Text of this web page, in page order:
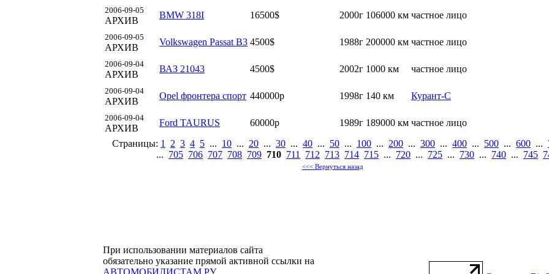
2006-09-05
АРХИВ
BMW 318I 16500$ 2000г 106000 км частное лицо
2006-09-05
АРХИВ
Volkswagen Passat B3 4500$ 1988г 200000 км частное лицо
2006-09-04
АРХИВ
ВАЗ 21043 4500$ 2002г 1000 км частное лицо
2006-09-04
АРХИВ
Opel фронтера спорт 440000р 1998г 140 км Курант-С
2006-09-04
АРХИВ
Ford TAURUS 60000р 1989г 189000 км частное лицо
Страницы: 1 2 3 4 5 ... 10 ... 20 ... 30 ... 40 ... 50 ... 100 ... 200 ... 300 ... 400 ... 500 ... 600 ...
... 705 706 707 708 709 710 711 712 713 714 715 ... 720 ... 725 ... 730 ... 740 ... 745
<<< Вернуться назад
При использовании материалов сайта
обязательно указание прямой активной ссылки на
АВТОМОБИЛИСТАМ.РУ